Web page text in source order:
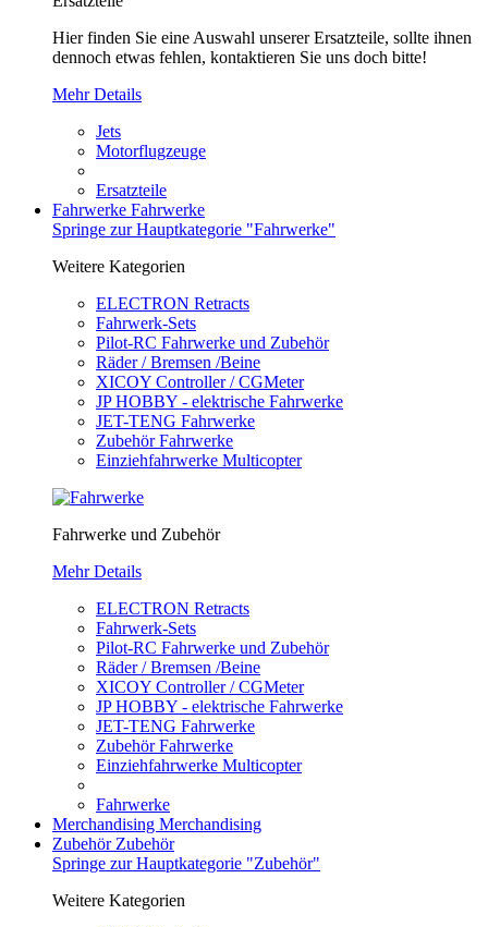
Hier finden Sie eine Auswahl unserer Ersatzteile, sollte ihnen
dennoch etwas fehlen, kontaktieren Sie uns doch bitte!
Mehr Details
Jets
Motorflugzeuge
Ersatzteile
Fahrwerke Fahrwerke
Springe zur Hauptkategorie "Fahrwerke"
Weitere Kategorien
ELECTRON Retracts
Fahrwerk-Sets
Pilot-RC Fahrwerke und Zubehör
Räder / Bremsen /Beine
XICOY Controller / CGMeter
JP HOBBY - elektrische Fahrwerke
JET-TENG Fahrwerke
Zubehör Fahrwerke
Einziehfahrwerke Multicopter
Fahrwerke und Zubehör
Mehr Details
ELECTRON Retracts
Fahrwerk-Sets
Pilot-RC Fahrwerke und Zubehör
Räder / Bremsen /Beine
XICOY Controller / CGMeter
JP HOBBY - elektrische Fahrwerke
JET-TENG Fahrwerke
Zubehör Fahrwerke
Einziehfahrwerke Multicopter
Fahrwerke
Merchandising Merchandising
Zubehör Zubehör
Springe zur Hauptkategorie "Zubehör"
Weitere Kategorien